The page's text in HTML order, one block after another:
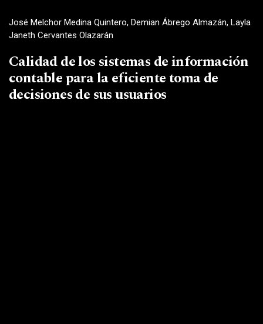
José Melchor Medina Quintero, Demian Ábrego Almazán, Layla
Janeth Cervantes Olazarán
Calidad de los sistemas de información
contable para la eficiente toma de
decisiones de sus usuarios